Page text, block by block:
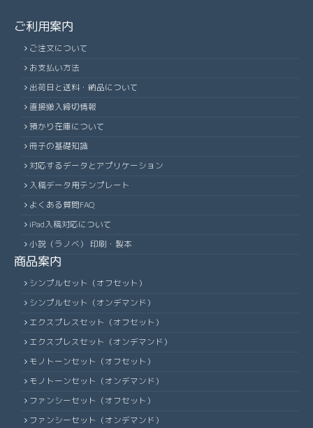
ご利用案内
ご注文について
お支払い方法
出荷日と送料・納品について
直接搬入締切情報
預かり在庫について
冊子の基礎知識
対応するデータとアプリケーション
入稿データ用テンプレート
よくある質問FAQ
iPad入稿対応について
小説（ラノベ） 印刷・製本
商品案内
シンプルセット（オフセット）
シンプルセット（オンデマンド）
エクスプレスセット（オフセット）
エクスプレスセット（オンデマンド）
モノトーンセット（オフセット）
モノトーンセット（オンデマンド）
ファンシーセット（オフセット）
ファンシーセット（オンデマンド）